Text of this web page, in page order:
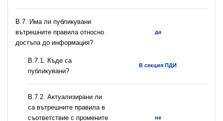
В.7. Има ли публикувани
вътрешните правила относно
достъпа до информация?
да
В.7.1. Къде са
публикувани?
В секция ПДИ
В.7.2. Актуализирани ли
са вътрешните правила в
съответствие с промените
не